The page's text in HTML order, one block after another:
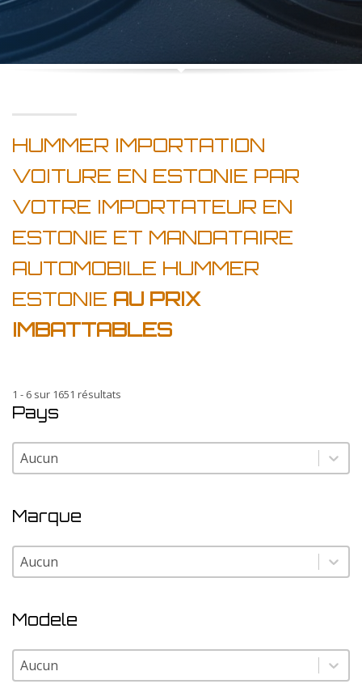
HUMMER IMPORTATION
VOITURE EN ESTONIE PAR
VOTRE IMPORTATEUR EN
ESTONIE ET MANDATAIRE
AUTOMOBILE HUMMER
ESTONIE AU PRIX
IMBATTABLES
1 - 6 sur 1651 résultats
Pays
Pays
Pays
Marque
Marque
Marque
Modele
Modele
Modele